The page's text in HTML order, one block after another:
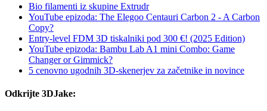
Bio filamenti iz skupine Extrudr
YouTube epizoda: The Elegoo Centauri Carbon 2 - A Carbon
Copy?
Entry-level FDM 3D tiskalniki pod 300 €! (2025 Edition)
YouTube epizoda: Bambu Lab A1 mini Combo: Game
Changer or Gimmick?
5 cenovno ugodnih 3D-skenerjev za začetnike in novince
Odkrijte 3DJake: